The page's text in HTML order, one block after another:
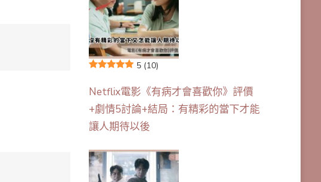
5 (10)
Netflix電影《有病才會喜歡你》評價
+劇情5討論+結局：有精彩的當下才能
讓人期待以後